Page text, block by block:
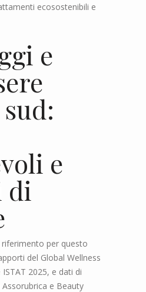
ecosostenibili e
e
e
di
per questo
del Global Wellness
2025, e dati di
e Beauty